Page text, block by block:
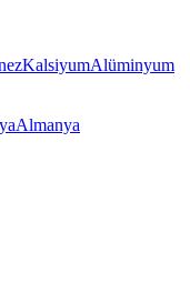
KalsiyumAlüminyum
Almanya